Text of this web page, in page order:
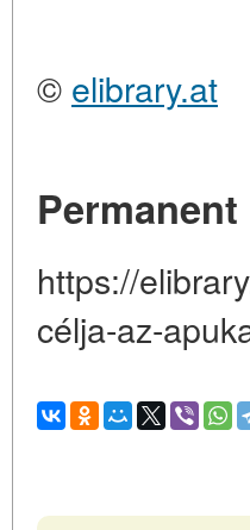
© elibrary.at
https://
célja-az-